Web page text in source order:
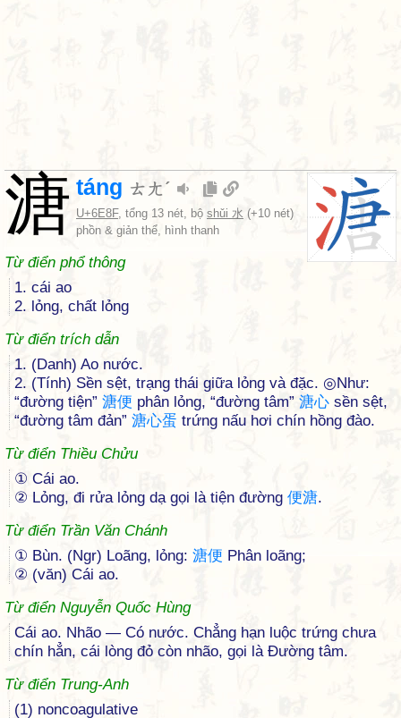
溏 táng ㄊㄤˊ
U+6E8F, tổng 13 nét, bộ shǔi 水 (+10 nét)
phồn & giản thể, hình thanh
Từ điển phổ thông
1. cái ao
2. lỏng, chất lỏng
Từ điển trích dẫn
1. (Danh) Ao nước.
2. (Tính) Sền sệt, trạng thái giữa lỏng và đặc. ◎Như:
“đường tiện” 溏便 phân lỏng, “đường tâm” 溏心 sền sệt,
“đường tâm đản” 溏心蛋 trứng nấu hơi chín hồng đào.
Từ điển Thiều Chửu
① Cái ao.
② Lỏng, đi rửa lỏng dạ gọi là tiện đường 便溏.
Từ điển Trần Văn Chánh
① Bùn. (Ngr) Loãng, lỏng: 溏便 Phân loãng;
② (văn) Cái ao.
Từ điển Nguyễn Quốc Hùng
Cái ao. Nhão — Có nước. Chẳng hạn luộc trứng chưa
chín hẳn, cái lòng đỏ còn nhão, gọi là Đường tâm.
Từ điển Trung-Anh
(1) noncoagulative